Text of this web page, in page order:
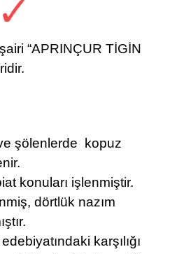
“APRINÇUR TİGİN
şölenlerde kopuz
konuları işlenmiştir.
dörtlük nazım
karşılığı